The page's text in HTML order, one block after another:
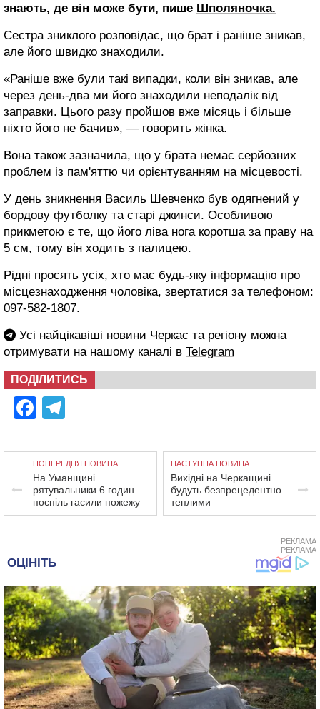
знають, де він може бути, пише Шполяночка.
Сестра зниклого розповідає, що брат і раніше зникав,
але його швидко знаходили.
«Раніше вже були такі випадки, коли він зникав, але
через день-два ми його знаходили неподалік від
заправки. Цього разу пройшов вже місяць і більше
ніхто його не бачив», — говорить жінка.
Вона також зазначила, що у брата немає серйозних
проблем із пам'яттю чи орієнтуванням на місцевості.
У день зникнення Василь Шевченко був одягнений у
бордову футболку та старі джинси. Особливою
прикметою є те, що його ліва нога коротша за праву на
5 см, тому він ходить з палицею.
Рідні просять усіх, хто має будь-яку інформацію про
місцезнаходження чоловіка, звертатися за телефоном:
097-582-1807.
Усі найцікавіші новини Черкас та регіону можна
отримувати на нашому каналі в Telegram
ПОДІЛИТИСЬ
Facebook
ПОПЕРЕДНЯ НОВИНА
На Уманщині
рятувальники 6 годин
поспіль гасили пожежу
НАСТУПНА НОВИНА
Вихідні на Черкащині
будуть безпрецедентно
теплими
РЕКЛАМА
РЕКЛАМА